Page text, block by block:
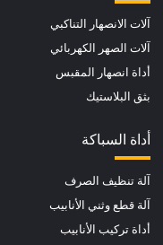
آلات الانصهار التناكبي
آلات الصهر الكهربائي
أداة انصهار المقبس
بثق البلاستيك
أداة السباكة
آلة تنظيف الصرف
آلة قطع وثني الأنابيب
أداة تركيب الأنابيب